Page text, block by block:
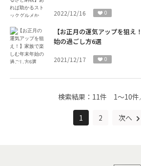
2022/12/16 0
【お正月の運気アップを狙え
始の過ごし方6選
2021/12/17 0
検索結果： 11件 1～10件
1 2 次へ